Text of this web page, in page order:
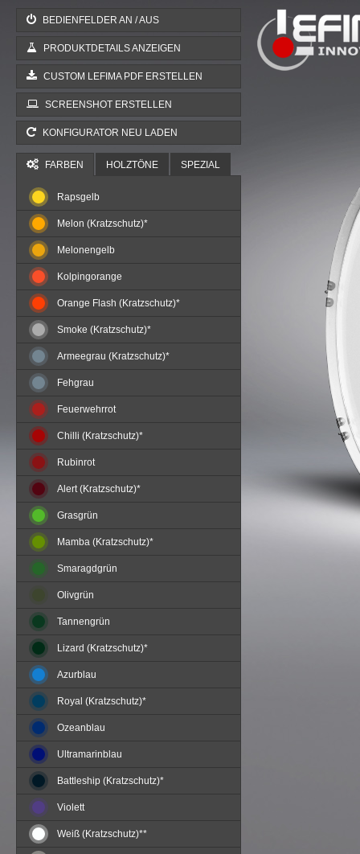
BEDIENFELDER AN / AUS
PRODUKTDETAILS ANZEIGEN
CUSTOM LEFIMA PDF ERSTELLEN
SCREENSHOT ERSTELLEN
KONFIGURATOR NEU LADEN
FARBEN HOLZTÖNE SPEZIAL
Rapsgelb
Melon (Kratzschutz)*
Melonengelb
Kolpingorange
Orange Flash (Kratzschutz)*
Smoke (Kratzschutz)*
Armeegrau (Kratzschutz)*
Fehgrau
Feuerwehrrot
Chilli (Kratzschutz)*
Rubinrot
Alert (Kratzschutz)*
Grasgrün
Mamba (Kratzschutz)*
Smaragdgrün
Olivgrün
Tannengrün
Lizard (Kratzschutz)*
Azurblau
Royal (Kratzschutz)*
Ozeanblau
Ultramarinblau
Battleship (Kratzschutz)*
Violett
Weiß (Kratzschutz)**